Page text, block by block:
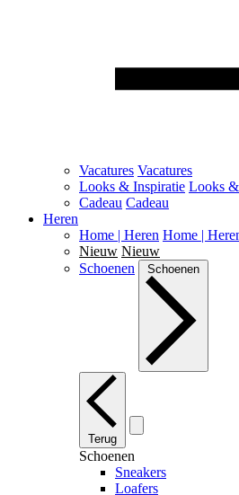
Vacatures Vacatures
Looks & Inspiratie Looks
Cadeau Cadeau
Heren
Home | Heren Home |
Nieuw Nieuw
Schoenen
Schoenen
Terug
Schoenen
Sneakers
Loafers